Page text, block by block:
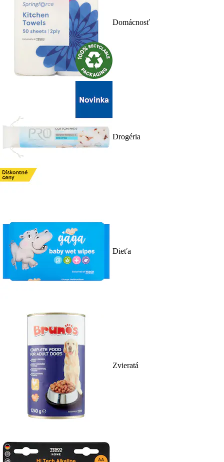
Domácnosť
Drogéria
Dieťa
Zvieratá